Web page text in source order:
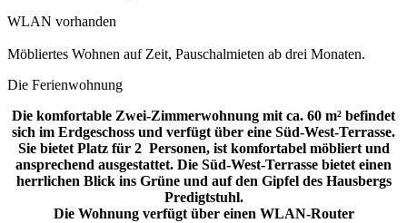
WLAN vorhanden
Möbliertes Wohnen auf Zeit, Pauschalmieten ab drei Monaten.
Die Ferienwohnung
Die komfortable Zwei-Zimmerwohnung mit ca. 60 m² befindet
sich im Erdgeschoss und verfügt über eine Süd-West-Terrasse.
Sie bietet Platz für 2 Personen, ist komfortabel möbliert und
ansprechend ausgestattet. Die Süd-West-Terrasse bietet einen
herrlichen Blick ins Grüne und auf den Gipfel des Hausbergs
Predigtstuhl.
Die Wohnung verfügt über einen WLAN-Router